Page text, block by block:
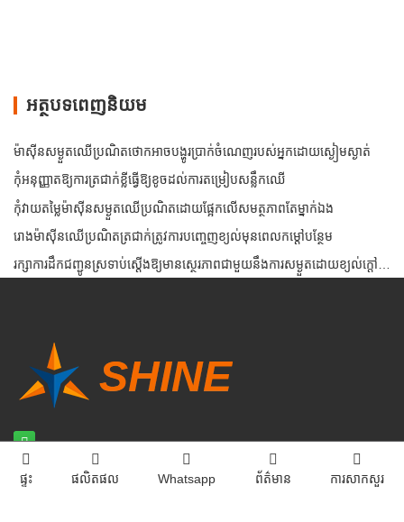
អត្ថបទពេញនិយម
ម៉ាស៊ីនសម្ងួតឈើប្រណិតថោកអាចបង្ហូរប្រាក់ចំណេញរបស់អ្នកដោយស្ងៀមស្ងាត់
កុំអនុញ្ញាតឱ្យការត្រជាក់ខ្លីធ្វើឱ្យខូចដល់ការតម្រៀបសន្លឹកឈើ
កុំវាយតម្លៃម៉ាស៊ីនសម្ងួតឈើប្រណិតដោយផ្អែកលើសមត្ថភាពតែម្នាក់ឯង
រោងម៉ាស៊ីនឈើប្រណិតត្រជាក់ត្រូវការបញ្ចេញខ្យល់មុនពេលកម្តៅបន្ថែម
រក្សាការដឹកជញ្ជូនស្រទាប់ស្តើងឱ្យមានស្ថេរភាពជាមួយនឹងការសម្ងួតដោយខ្យល់ក្តៅដែលគ្រប់គ្រង
ទាក់ទង​មក​ពួក​យើង
ផ្ទះ ផលិតផល Whatsapp ព័ត៌មាន ការសាកសួរ